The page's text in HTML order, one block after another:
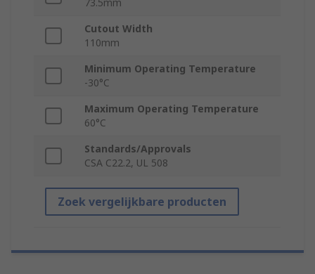
73.5mm
Cutout Width
110mm
Minimum Operating Temperature
-30°C
Maximum Operating Temperature
60°C
Standards/Approvals
CSA C22.2, UL 508
Zoek vergelijkbare producten